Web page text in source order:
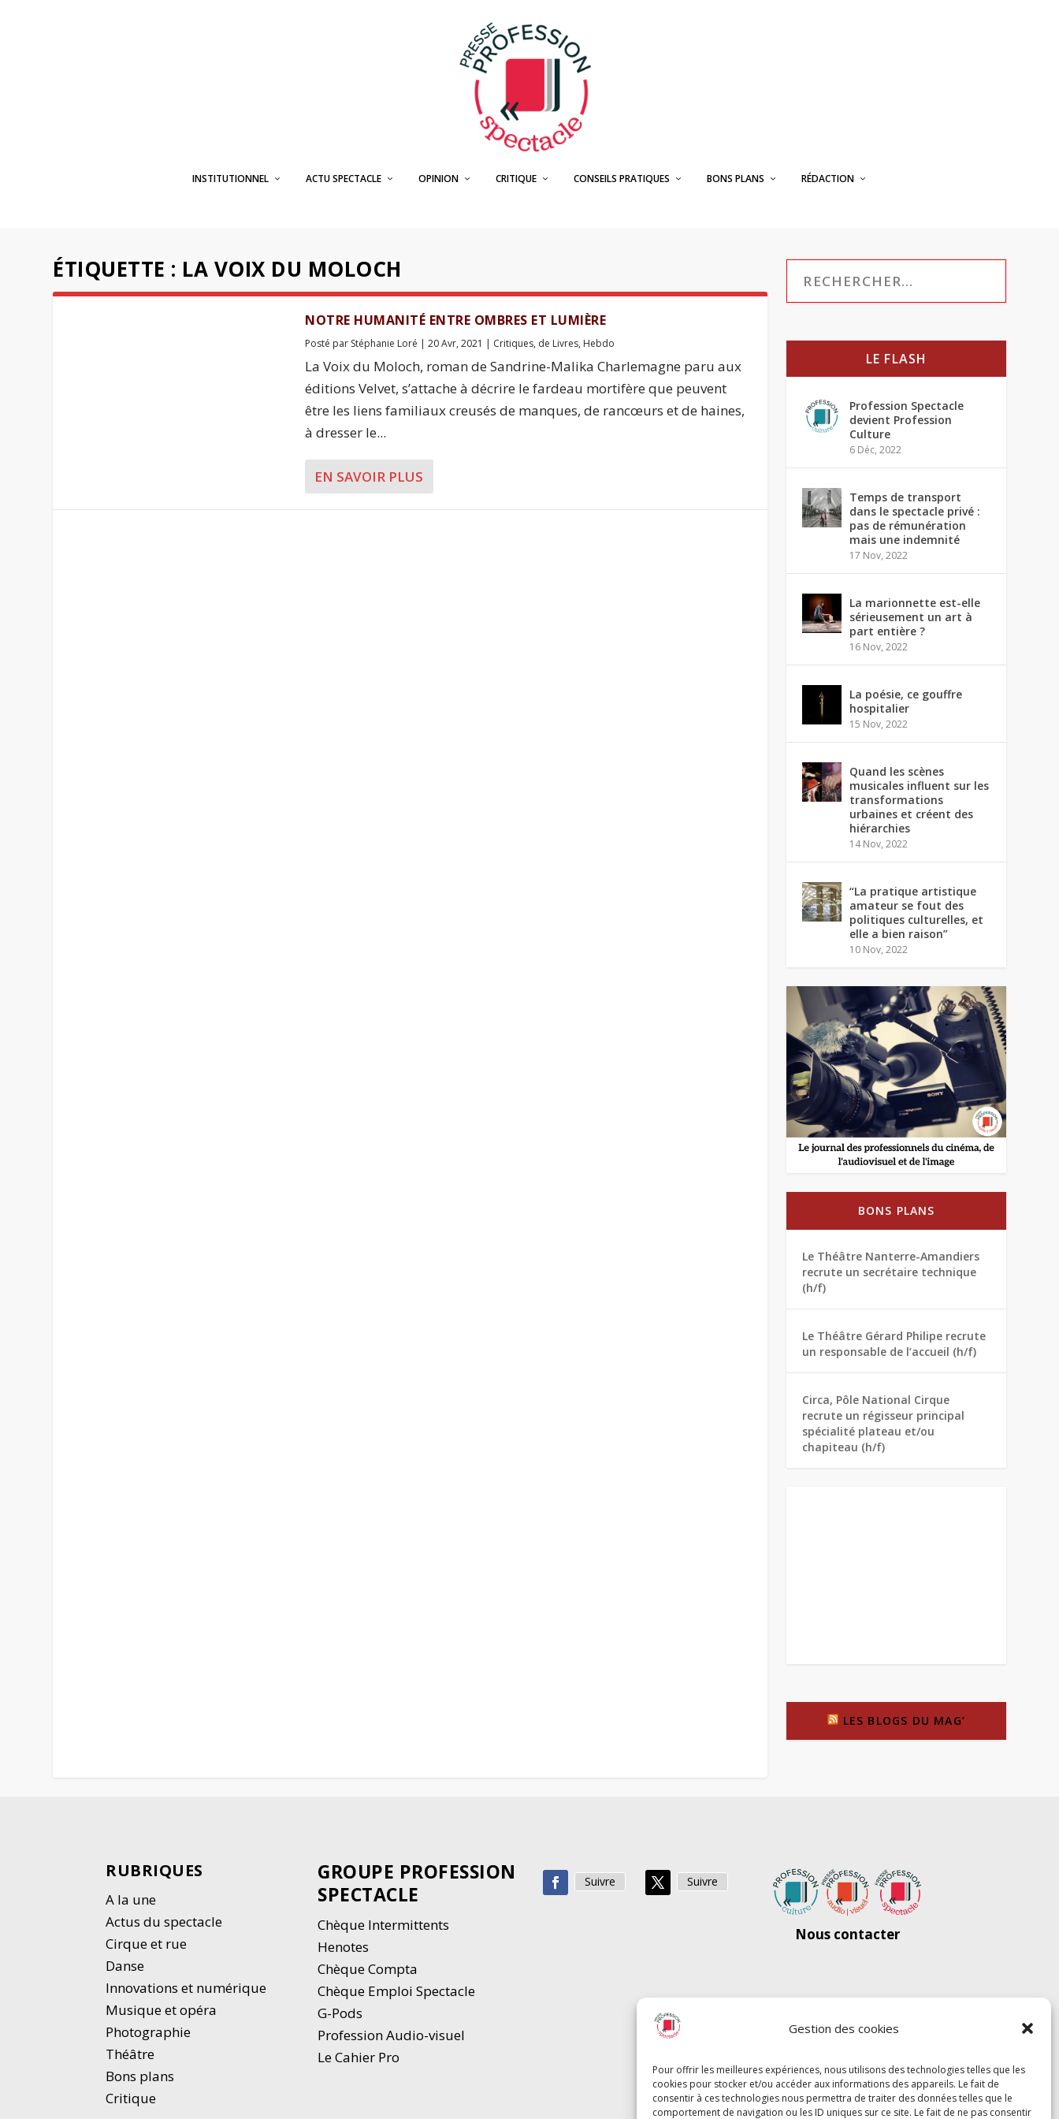
Gestion des cookies
Pour offrir les meilleures expériences, nous utilisons des technologies telles que les
cookies pour stocker et/ou accéder aux informations des appareils. Le fait de
consentir à ces technologies nous permettra de traiter des données telles que le
comportement de navigation ou les ID uniques sur ce site. Le fait de ne pas consentir
INSTITUTIONNEL ACTU SPECTACLE OPINION CRITIQUE CONSEILS PRATIQUES BONS PLANS RÉDACTION
ÉTIQUETTE : LA VOIX DU MOLOCH
NOTRE HUMANITÉ ENTRE OMBRES ET LUMIÈRE
Posté par Stéphanie Loré |20 Avr, 2021 | Critiques, de Livres, Hebdo
La Voix du Moloch, roman de Sandrine-Malika Charlemagne paru aux
éditions Velvet, s’attache à décrire le fardeau mortifère que peuvent
être les liens familiaux creusés de manques, de rancœurs et de haines,
à dresser le...
EN SAVOIR PLUS
LE FLASH
Profession Spectacle
devient Profession
Culture
6 Déc, 2022
Temps de transport
dans le spectacle privé :
pas de rémunération
mais une indemnité
17 Nov, 2022
La marionnette est-elle
sérieusement un art à
part entière ?
16 Nov, 2022
La poésie, ce gouffre
hospitalier
15 Nov, 2022
Quand les scènes
musicales influent sur les
transformations
urbaines et créent des
hiérarchies
14 Nov, 2022
“La pratique artistique
amateur se fout des
politiques culturelles, et
elle a bien raison”
10 Nov, 2022
BONS PLANS
Le Théâtre Nanterre-Amandiers
recrute un secrétaire technique
(h/f)
Le Théâtre Gérard Philipe recrute
un responsable de l’accueil (h/f)
Circa, Pôle National Cirque
recrute un régisseur principal
spécialité plateau et/ou
chapiteau (h/f)
LES BLOGS DU MAG’
RUBRIQUES
A la une
Actus du spectacle
Cirque et rue
Danse
Innovations et numérique
Musique et opéra
Photographie
Théâtre
Bons plans
Critique
GROUPE PROFESSION
SPECTACLE
Chèque Intermittents
Henotes
Chèque Compta
Chèque Emploi Spectacle
G-Pods
Profession Audio-visuel
Le Cahier Pro
Suivre Suivre
Nous contacter